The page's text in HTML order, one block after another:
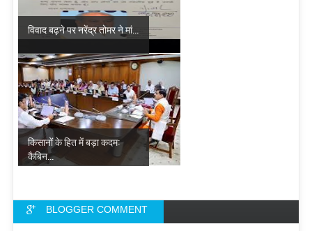
विवाद बढ़ने पर नरेंद्र तोमर ने मां...
किसानों के हित में बड़ा कदम:
कैबिन...
BLOGGER COMMENT